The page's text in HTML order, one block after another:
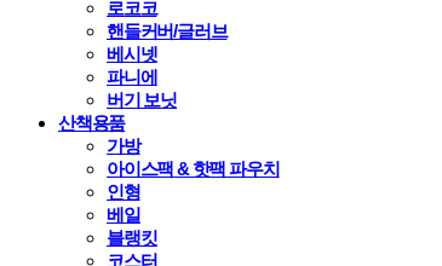
로코코
핸들커버/글러브
베시넷
파니에
버기 보닛
산책용품
가방
아이스팩 & 핫팩 파우치
인형
베일
블랭킷
코스터